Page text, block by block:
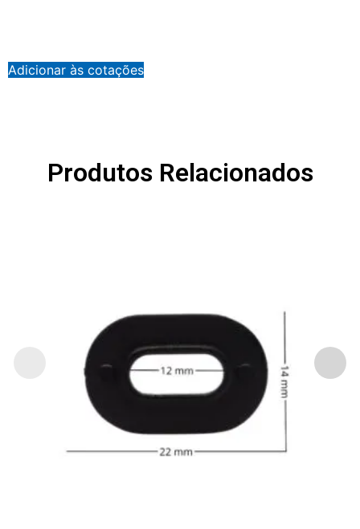
Adicionar às cotações
Produtos Relacionados